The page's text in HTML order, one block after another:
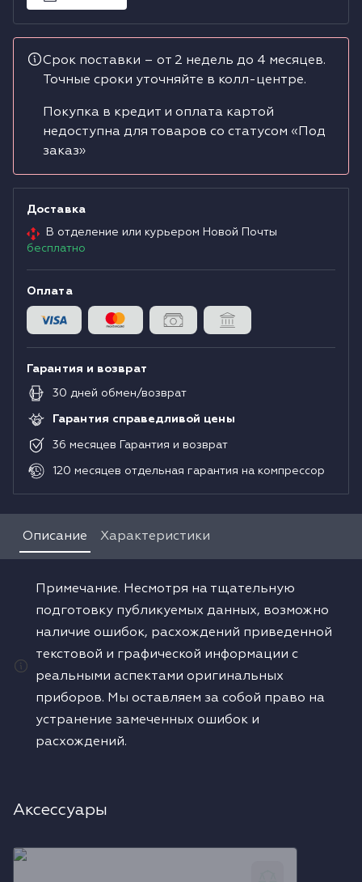
Сушильные машины
Срок поставки – от 2 недель до 4 месяцев.
Точные сроки уточняйте в колл-центре.
Покупка в кредит и оплата картой
недоступна для товаров со статусом «Под
заказ»
Доставка
В отделение или курьером Новой Почты
бесплатно
Оплата
Гарантия и возврат
30 дней обмен/возврат
Гарантия справедливой цены
36 месяцев Гарантия и возврат
120 месяцев отдельная гарантия на компрессор
Описание Характеристики
Примечание. Несмотря на тщательную
подготовку публикуемых данных, возможно
наличие ошибок, расхождений приведенной
текстовой и графической информации с
реальными аспектами оригинальных
приборов. Мы оставляем за собой право на
устранение замеченных ошибок и
расхождений.
Аксессуары
Газовый шланг для подключения, 2 м